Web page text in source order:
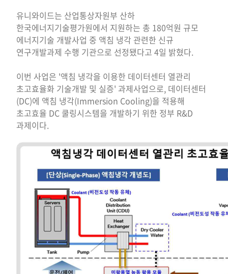
유니와이드는 산업통상자원부 산하
한국에너지기술평가원에서 지원하는 총 180억원 규모
에너지기술 개발사업 중 액침 냉각 관련한 신규
연구개발과제 수행 기관으로 선정됐다고 4일 밝혔다.
이번 사업은 '액침 냉각을 이용한 데이터센터 열관리
초고효율화 기술개발 및 실증' 과제사업으로, 데이터센터
(DC)에 액침 냉각(Immersion Cooling)을 적용해
초고효율 DC 쿨링시스템을 개발하기 위한 정부 R&D
과제이다.